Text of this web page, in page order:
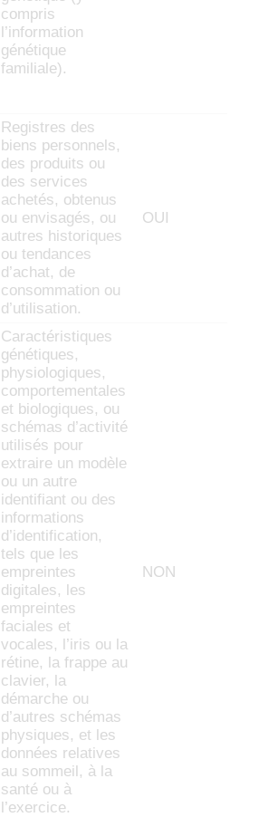
compris
l’information
génétique
familiale).
Registres des
biens personnels,
des produits ou
des services
achetés, obtenus
ou envisagés, ou
autres historiques
ou tendances
d’achat, de
consommation ou
d’utilisation.
OUI
Caractéristiques
génétiques,
physiologiques,
comportementales
et biologiques, ou
schémas d’activité
utilisés pour
extraire un modèle
ou un autre
identifiant ou des
informations
d’identification,
tels que les
empreintes
digitales, les
empreintes
faciales et
vocales, l’iris ou la
rétine, la frappe au
clavier, la
démarche ou
d’autres schémas
physiques, et les
données relatives
au sommeil, à la
santé ou à
l’exercice.
NON